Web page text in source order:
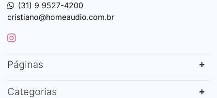
(31) 9 9527-4200
cristiano@homeaudio.com.br
Páginas
Categorias